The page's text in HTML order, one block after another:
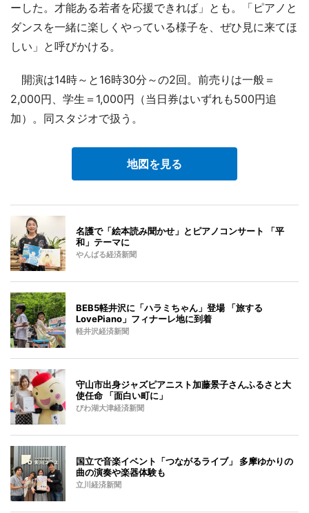
ーした。才能ある若者を応援できれば」とも。「ピアノと
ダンスを一緒に楽しくやっている様子を、ぜひ見に来てほ
しい」と呼びかける。
開演は14時～と16時30分～の2回。前売りは一般＝
2,000円、学生＝1,000円（当日券はいずれも500円追
加）。同スタジオで扱う。
地図を見る
名護で「絵本読み聞かせ」とピアノコンサート 「平
和」テーマに
やんばる経済新聞
BEB5軽井沢に「ハラミちゃん」登場 「旅する
LovePiano」フィナーレ地に到着
軽井沢経済新聞
守山市出身ジャズピアニスト加藤景子さんふるさと大
使任命 「面白い町に」
びわ湖大津経済新聞
国立で音楽イベント「つながるライブ」 多摩ゆかりの
曲の演奏や楽器体験も
立川経済新聞